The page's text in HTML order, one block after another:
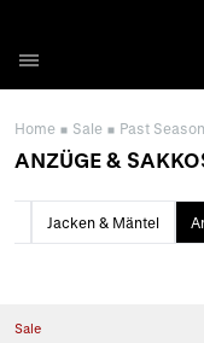
Home Sale Past
ANZÜGE &
Jacken & Mäntel
Sale